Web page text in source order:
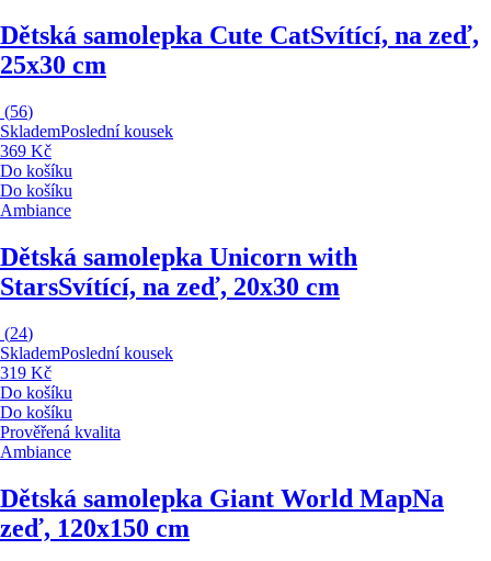
Dětská samolepka Cute CatSvítící, na zeď,
25x30 cm
(56)
SklademPoslední kousek
369 Kč
Do košíku
Do košíku
Ambiance
Dětská samolepka Unicorn with
StarsSvítící, na zeď, 20x30 cm
(24)
SklademPoslední kousek
319 Kč
Do košíku
Do košíku
Prověřená kvalita
Ambiance
Dětská samolepka Giant World MapNa
zeď, 120x150 cm